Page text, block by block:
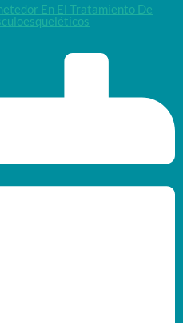
En El Tratamiento De